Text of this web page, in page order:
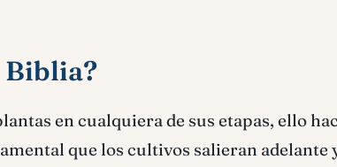
Biblia?
en cualquiera de sus etapas, ello
que los cultivos salieran adelante